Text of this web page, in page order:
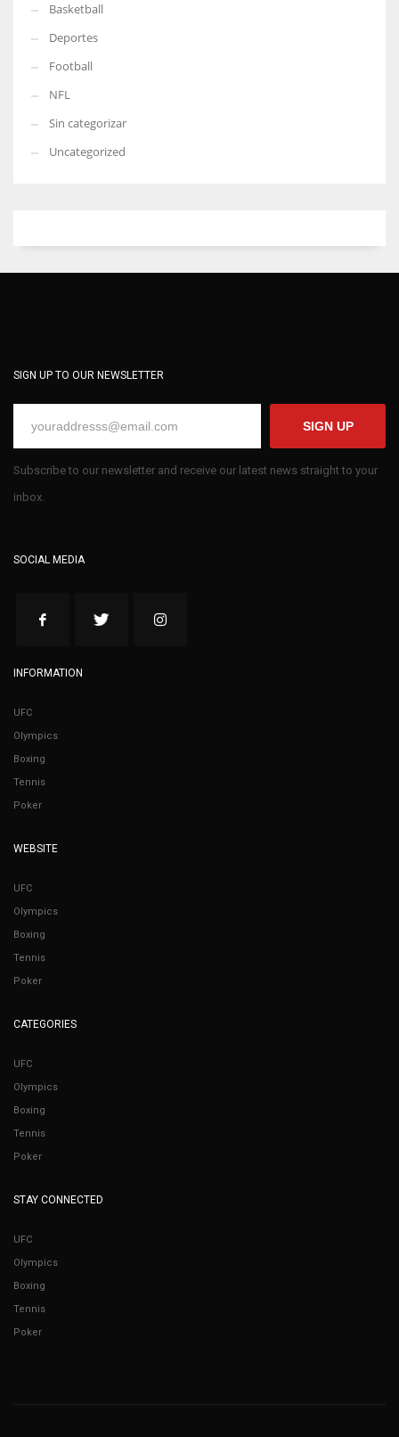
Basketball
Deportes
Football
NFL
Sin categorizar
Uncategorized
SIGN UP TO OUR NEWSLETTER
SIGN UP
Subscribe to our newsletter and receive our latest news straight to your
inbox.
SOCIAL MEDIA
INFORMATION
UFC
Olympics
Boxing
Tennis
Poker
WEBSITE
UFC
Olympics
Boxing
Tennis
Poker
CATEGORIES
UFC
Olympics
Boxing
Tennis
Poker
STAY CONNECTED
UFC
Olympics
Boxing
Tennis
Poker